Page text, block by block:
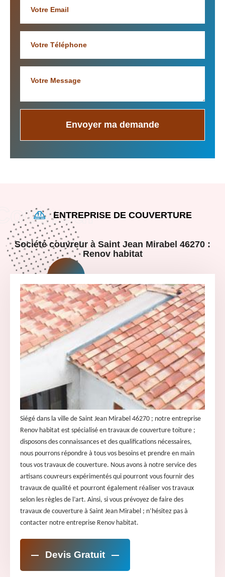
ENTREPRISE DE COUVERTURE
Société couvreur à Saint Jean Mirabel 46270 :
Renov habitat
Siégé dans la ville de Saint Jean Mirabel 46270 ; notre entreprise
Renov habitat est spécialisé en travaux de couverture toiture ;
disposons des connaissances et des qualifications nécessaires,
nous pourrons répondre à tous vos besoins et prendre en main
tous vos travaux de couverture. Nous avons à notre service des
artisans couvreurs expérimentés qui pourront vous fournir des
travaux de qualité et pourront également réaliser vos travaux
selon les règles de l’art. Ainsi, si vous prévoyez de faire des
travaux de couverture à Saint Jean Mirabel ; n’hésitez pas à
contacter notre entreprise Renov habitat.
Devis Gratuit